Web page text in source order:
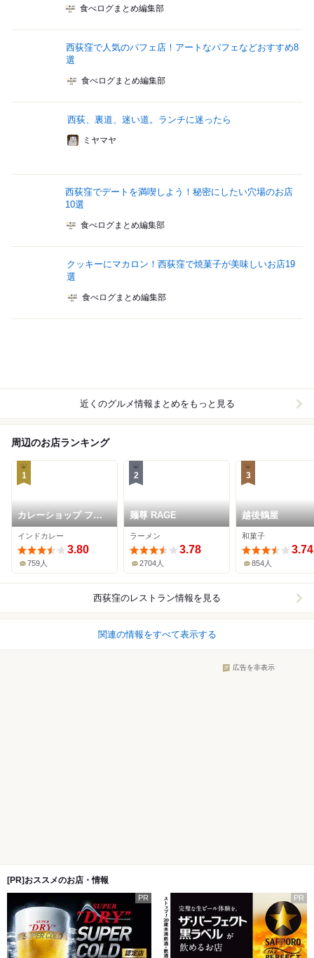
食べログまとめ編集部
西荻窪で人気のパフェ店！アートなパフェなどおすすめ8
選
食べログまとめ編集部
西荻、裏道、迷い道。ランチに迷ったら
ミヤマヤ
西荻窪でデートを満喫しよう！秘密にしたい穴場のお店
10選
食べログまとめ編集部
クッキーにマカロン！西荻窪で焼菓子が美味しいお店19
選
食べログまとめ編集部
近くのグルメ情報まとめをもっと見る
周辺のお店ランキング
1
カレーショップ フェ
ンネル
インドカレー
3.80
759人
2
麺尊 RAGE
ラーメン
3.78
2704人
3
越後鶴屋
和菓子
3.74
854人
西荻窪のレストラン情報を見る
関連の情報をすべて表示する
広告を非表示
[PR]おススメのお店・情報
PR PR